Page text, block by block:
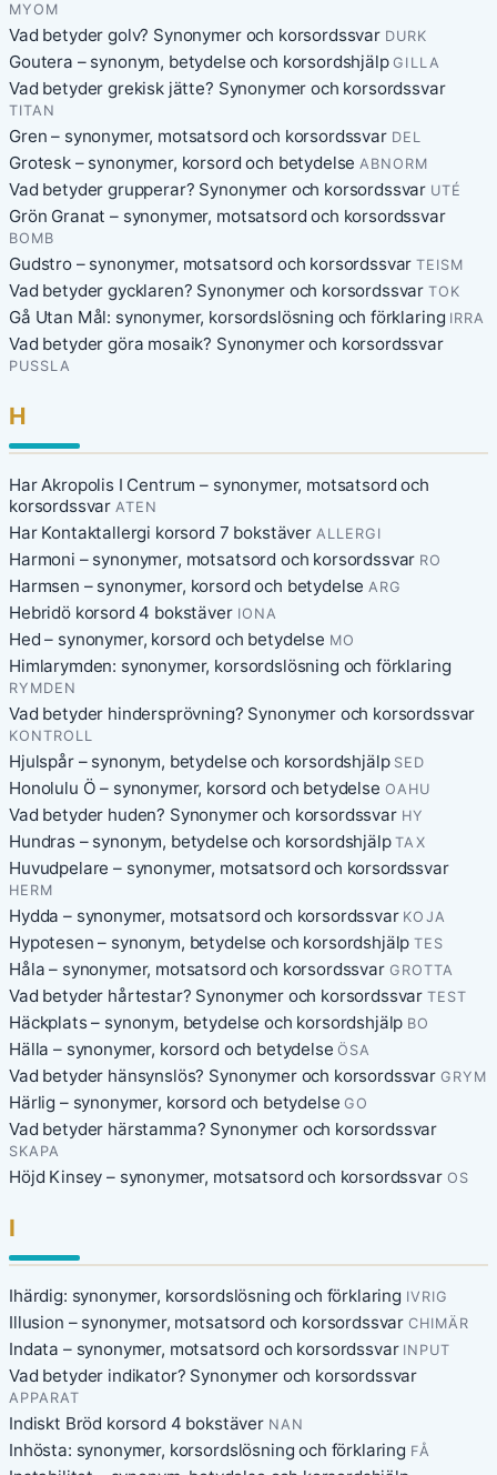
MYOM
Vad betyder golv? Synonymer och korsordssvar DURK
Goutera – synonym, betydelse och korsordshjälp GILLA
Vad betyder grekisk jätte? Synonymer och korsordssvar
TITAN
Gren – synonymer, motsatsord och korsordssvar DEL
Grotesk – synonymer, korsord och betydelse ABNORM
Vad betyder grupperar? Synonymer och korsordssvar UTÉ
Grön Granat – synonymer, motsatsord och korsordssvar
BOMB
Gudstro – synonymer, motsatsord och korsordssvar TEISM
Vad betyder gycklaren? Synonymer och korsordssvar TOK
Gå Utan Mål: synonymer, korsordslösning och förklaring IRRA
Vad betyder göra mosaik? Synonymer och korsordssvar
PUSSLA
H
Har Akropolis I Centrum – synonymer, motsatsord och
korsordssvar ATEN
Har Kontaktallergi korsord 7 bokstäver ALLERGI
Harmoni – synonymer, motsatsord och korsordssvar RO
Harmsen – synonymer, korsord och betydelse ARG
Hebridö korsord 4 bokstäver IONA
Hed – synonymer, korsord och betydelse MO
Himlarymden: synonymer, korsordslösning och förklaring
RYMDEN
Vad betyder hindersprövning? Synonymer och korsordssvar
KONTROLL
Hjulspår – synonym, betydelse och korsordshjälp SED
Honolulu Ö – synonymer, korsord och betydelse OAHU
Vad betyder huden? Synonymer och korsordssvar HY
Hundras – synonym, betydelse och korsordshjälp TAX
Huvudpelare – synonymer, motsatsord och korsordssvar
HERM
Hydda – synonymer, motsatsord och korsordssvar KOJA
Hypotesen – synonym, betydelse och korsordshjälp TES
Håla – synonymer, motsatsord och korsordssvar GROTTA
Vad betyder hårtestar? Synonymer och korsordssvar TEST
Häckplats – synonym, betydelse och korsordshjälp BO
Hälla – synonymer, korsord och betydelse ÖSA
Vad betyder hänsynslös? Synonymer och korsordssvar GRYM
Härlig – synonymer, korsord och betydelse GO
Vad betyder härstamma? Synonymer och korsordssvar
SKAPA
Höjd Kinsey – synonymer, motsatsord och korsordssvar OS
I
Ihärdig: synonymer, korsordslösning och förklaring IVRIG
Illusion – synonymer, motsatsord och korsordssvar CHIMÄR
Indata – synonymer, motsatsord och korsordssvar INPUT
Vad betyder indikator? Synonymer och korsordssvar
APPARAT
Indiskt Bröd korsord 4 bokstäver NAN
Inhösta: synonymer, korsordslösning och förklaring FÅ